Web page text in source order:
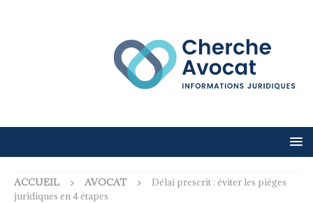
ACCUEIL AVOCAT
Délai prescrit : éviter les pièges
juridiques en 4 étapes